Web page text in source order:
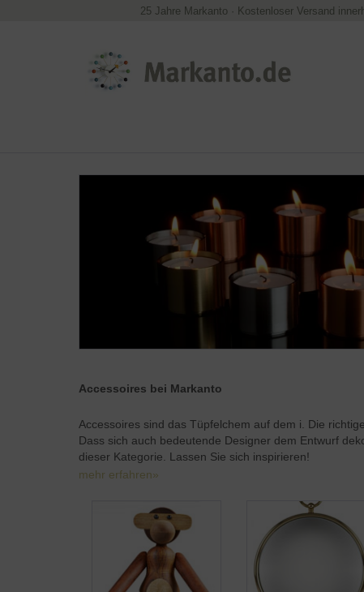
25 Jahre Markanto · Kostenloser Versand
Accessoires bei Markanto
Accessoires sind das Tüpfelchem auf dem i. Die
Dass sich auch bedeutende Designer dem Entwurf
dieser Kategorie. Lassen Sie sich inspirieren!
mehr erfahren»